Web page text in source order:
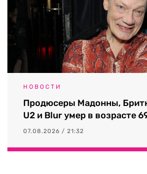
НОВОСТИ
Продюсеры Мадонны,
U2 и Blur умер в возрасте
07.08.2026 / 21:32